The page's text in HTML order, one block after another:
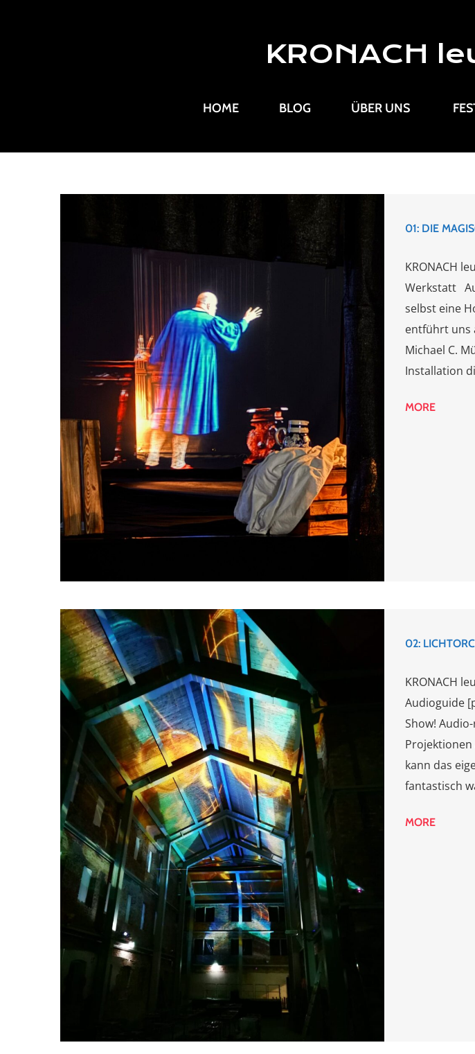
KRONACH
HOME BLOG ÜBER UNS
01: DIE
KRONACH
Werkstatt
selbst eine
entführt uns
Michael C.
Installation
MORE
02:
KRONACH
Audioguide
Show!
kann das
fantastisch
MORE